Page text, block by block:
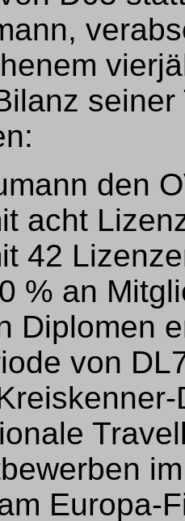
den
acht
42
% an
Diplomen
von
Europa-